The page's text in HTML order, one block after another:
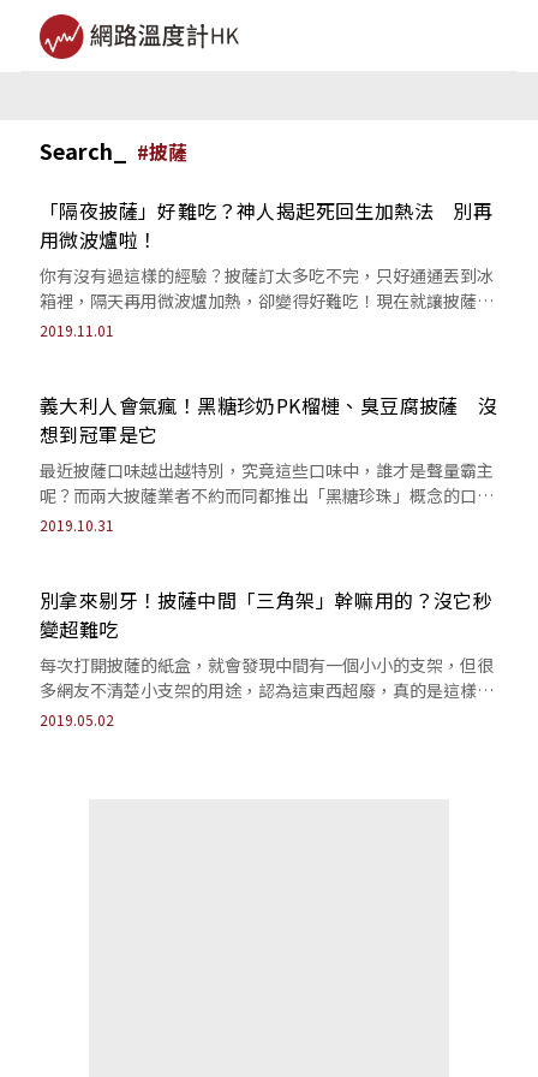
Search_ #披薩
「隔夜披薩」好難吃？神人揭起死回生加熱法 別再
用微波爐啦！
你有沒有過這樣的經驗？披薩訂太多吃不完，只好通通丟到冰
箱裡，隔天再用微波爐加熱，卻變得好難吃！現在就讓披薩達
人告訴你，讓「隔夜披薩」起死回生的妙招。
2019.11.01
義大利人會氣瘋！黑糖珍奶PK榴槤、臭豆腐披薩 沒
想到冠軍是它
最近披薩口味越出越特別，究竟這些口味中，誰才是聲量霸主
呢？而兩大披薩業者不約而同都推出「黑糖珍珠」概念的口
味，究竟誰才佔上風呢？
2019.10.31
別拿來剔牙！披薩中間「三角架」幹嘛用的？沒它秒
變超難吃
每次打開披薩的紙盒，就會發現中間有一個小小的支架，但很
多網友不清楚小支架的用途，認為這東西超廢，真的是這樣
嗎？
2019.05.02